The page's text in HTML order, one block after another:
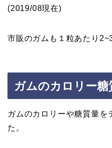
(2019/08現在)
市販のガムも１粒あたり
ガムのカロリー糖
ガムのカロリーや糖質量を
た。